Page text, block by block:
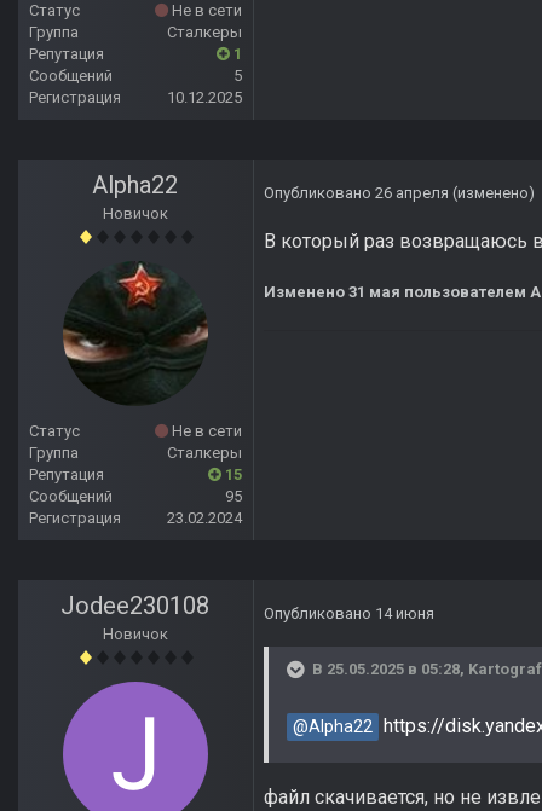
Статус
Не в сети
Группа
Сталкеры
Репутация
1
Сообщений
5
Регистрация
10.12.2025
Alpha22
Новичок
Статус
Не в сети
Группа
Сталкеры
Репутация
15
Сообщений
95
Регистрация
23.02.2024
Опубликовано 26 апреля (изменено)
В который раз возвращаюсь
Изменено 31 мая пользователем
Jodee230108
Новичок
Опубликовано 14 июня
В 25.05.2025 в 05:28, Kartograf
@Alpha22 https://
файл скачивается, но не